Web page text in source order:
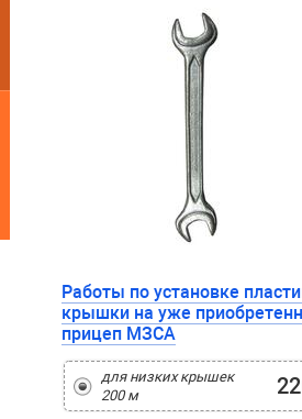
Работы по установке
крышки на уже
прицеп МЗСА
для низких крышек
200 м